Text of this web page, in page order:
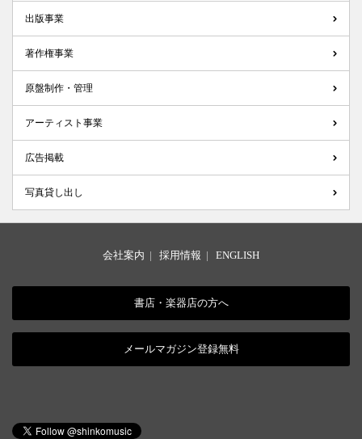
出版事業
著作権事業
原盤制作・管理
アーティスト事業
広告掲載
写真貸し出し
会社案内 | 採用情報 | ENGLISH
書店・楽器店の方へ
メールマガジン登録無料